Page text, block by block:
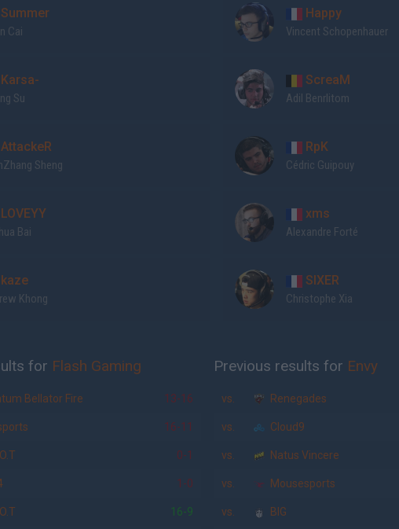
Summer
Cai
Karsa-
Su
AttackeR
Sheng
LOVEYY
Bai
kaze
Khong
Happy
Vincent Schopenhauer
ScreaM
Adil Benrlitom
RpK
Cédric Guipouy
xms
Alexandre Forté
SIXER
Christophe Xia
for Flash Gaming
Bellator Fire 13-16
16-11
0-1
1-0
16-9
Previous results for Envy
vs. Renegades
vs. Cloud9
vs. Natus Vincere
vs. Mousesports
vs. BIG